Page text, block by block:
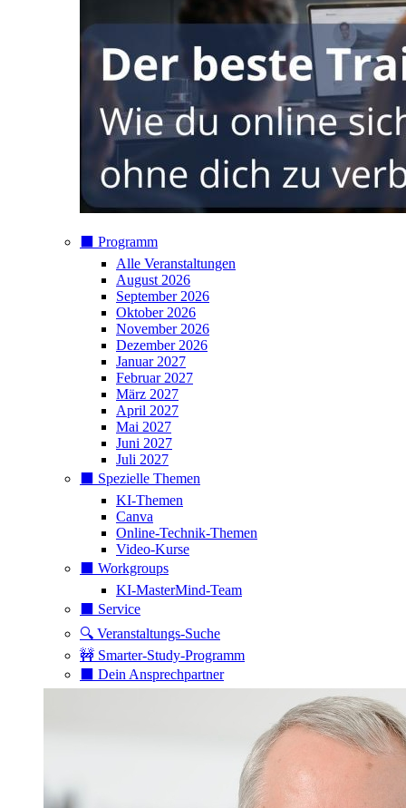
⬛️ Programm
Alle Veranstaltungen
August 2026
September 2026
Oktober 2026
November 2026
Dezember 2026
Januar 2027
Februar 2027
März 2027
April 2027
Mai 2027
Juni 2027
Juli 2027
⬛️ Spezielle Themen
KI-Themen
Canva
Online-Technik-Themen
Video-Kurse
⬛️ Workgroups
KI-MasterMind-Team
⬛️ Service
🔍 Veranstaltungs-Suche
🚧 Smarter-Study-Programm
⬛️ Dein Ansprechpartner